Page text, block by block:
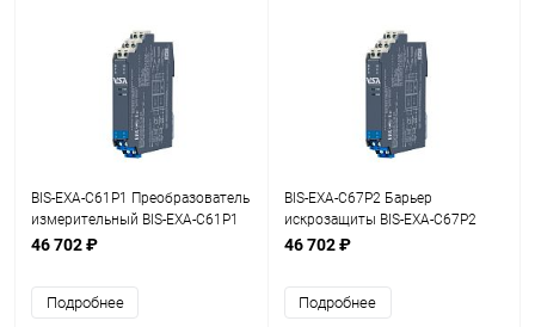
BIS-EXA-C61P1 Преобразователь
измерительный BIS-EXA-C61P1
1хFI
46 702 ₽
Подробнее
BIS-EXA-C67P2 Барьер
искрозащиты BIS-EXA-C67P2
1хFI
46 702 ₽
Подробнее